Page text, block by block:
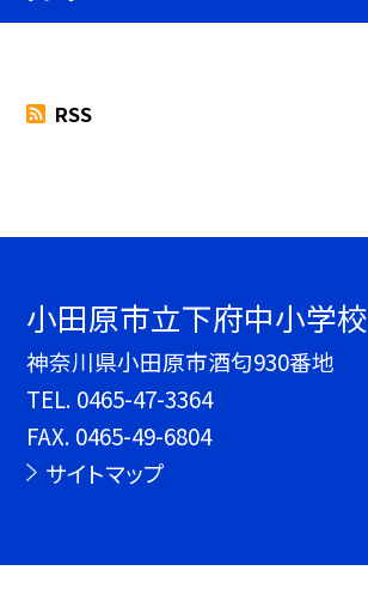
RSS
小田原市立下府中小学校
神奈川県小田原市酒匂930番地
TEL. 0465-47-3364
FAX. 0465-49-6804
サイトマップ